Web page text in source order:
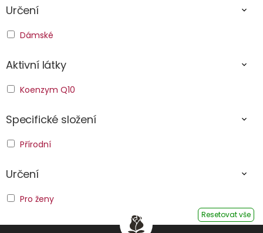
Určení
Dámské
Aktivní látky
Koenzym Q10
Specifické složení
Přírodní
Určení
Pro ženy
Resetovat vše